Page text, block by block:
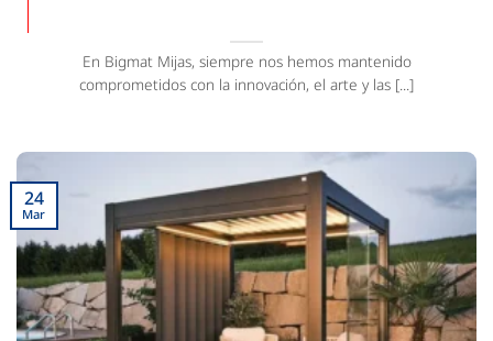
En Bigmat Mijas, siempre nos hemos mantenido
comprometidos con la innovación, el arte y las [...]
24
Mar